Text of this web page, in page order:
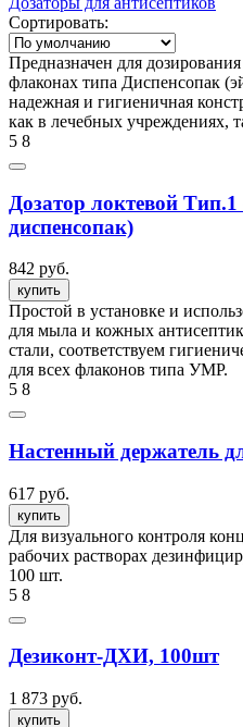
Сортировать:
Предназначен для
флаконах типа Диспенсопак
надежная и гигиеничная
как в лечебных учреждениях,
5 8
Дозатор локтевой
диспенсопак)
842 руб.
купить
Простой в установке и
для мыла и кожных
стали, соответствуем
для всех флаконов типа УМР.
5 8
Настенный держатель
617 руб.
купить
Для визуального контроля
рабочих растворах
100 шт.
5 8
Дезиконт-ДХИ, 100шт
1 873 руб.
купить